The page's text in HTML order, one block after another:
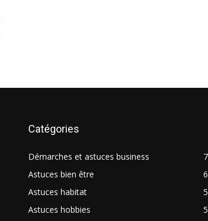
Catégories
Démarches et astuces business
Astuces bien être
Astuces habitat
Astuces hobbies